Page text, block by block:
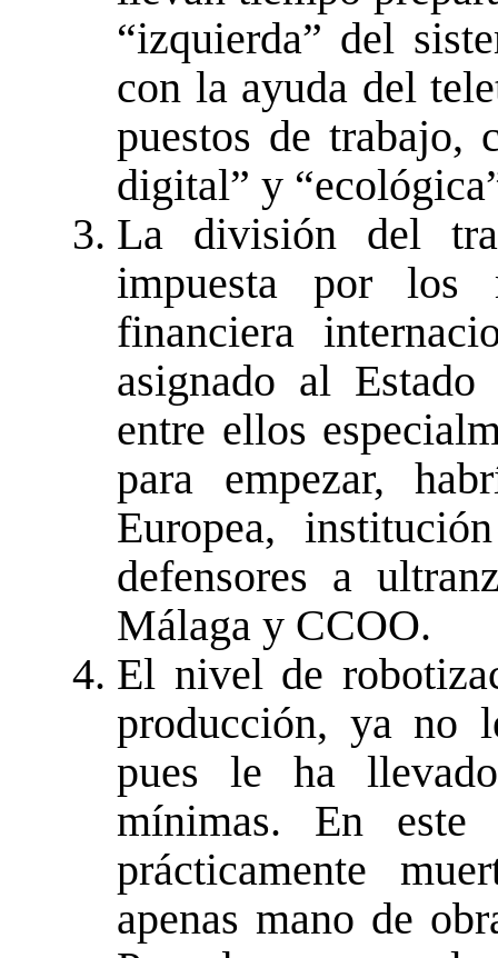
“izquierda” del
con la ayuda del
puestos de trabajo,
digital” y
La división del
impuesta por los
financiera
asignado al
entre ellos
para empezar,
Europea,
defensores a
Málaga y CCOO.
El nivel de
producción, ya no
pues le ha
mínimas. En este
prácticamente
apenas mano de